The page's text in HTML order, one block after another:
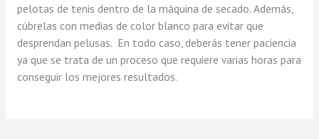
pelotas de tenis dentro de la máquina de secado. Además,
cúbrelas con medias de color blanco para evitar que
desprendan pelusas. En todo caso, deberás tener paciencia
ya que se trata de un proceso que requiere varias horas para
conseguir los mejores resultados.